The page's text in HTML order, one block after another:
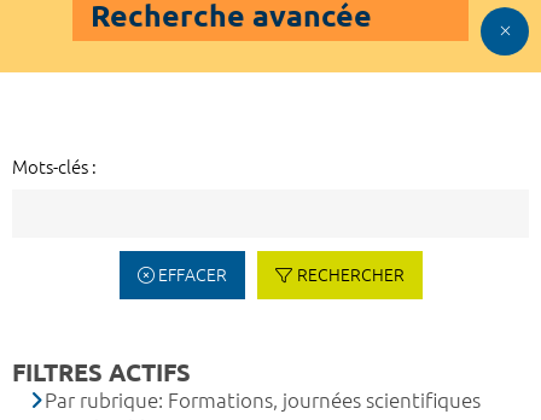
Recherche avancée
Mots-clés :
EFFACER RECHERCHER
FILTRES ACTIFS
Par rubrique: Formations, journées scientifiques